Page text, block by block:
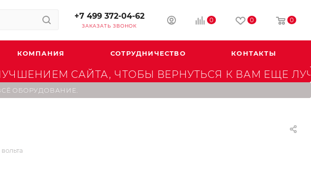
+7 499 372-04-62
ЗАКАЗАТЬ ЗВОНОК
0 0 0
КОМПАНИЯ СОТРУДНИЧЕСТВО КОНТАКТЫ
САЙТА, ЧТОБЫ ВЕРНУТЬСЯ К ВАМ ЕЩЕ
ОБОРУДОВАНИЕ.